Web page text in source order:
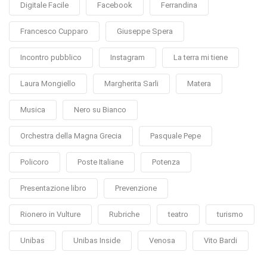
Digitale Facile Facebook Ferrandina
Francesco Cupparo Giuseppe Spera
Incontro pubblico Instagram La terra mi tiene
Laura Mongiello Margherita Sarli Matera
Musica Nero su Bianco
Orchestra della Magna Grecia Pasquale Pepe
Policoro Poste Italiane Potenza
Presentazione libro Prevenzione
Rionero in Vulture Rubriche teatro turismo
Unibas Unibas Inside Venosa Vito Bardi